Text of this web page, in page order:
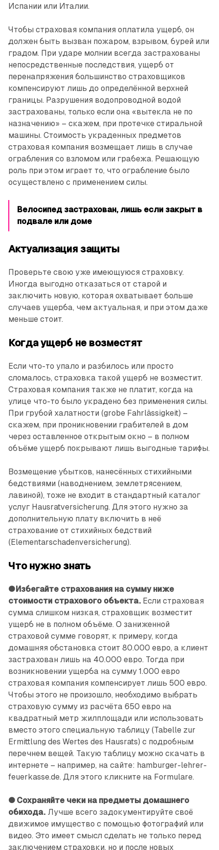
Испании или Италии.
Чтобы страховая компания оплатила ущерб, он
должен быть вызван пожаром, взрывом, бурей или
градом. При ударе молнии всегда застрахованы
непосредственные последствия, ущерб от
перенапряжения большинство страховщиков
компенсируют лишь до определённой верхней
границы. Разрушения водопроводной водой
застрахованы, только если она «вытекла не по
назначению» – скажем, при протечке стиральной
машины. Стоимость украденных предметов
страховая компания возмещает лишь в случае
ограбления со взломом или грабежа. Решающую
роль при этом играет то, что ограбление было
осуществлено с применением силы.
Велосипед застрахован, лишь если закрыт в
подвале или доме
Актуализация защиты
Проверьте свою уже имеющуюся страховку.
Иногда выгодно отказаться от старой и
заключить новую, которая охватывает больше
случаев ущерба, чем актуальная, и при этом даже
меньше стоит.
Когда ущерб не возместят
Если что-то упало и разбилось или просто
сломалось, страховка такой ущерб не возместит.
Страховая компания также не платит, когда на
улице что-то было украдено без применения силы.
При грубой халатности (grobe Fahrlässigkeit) –
скажем, при проникновении грабителей в дом
через оставленное открытым окно – в полном
объёме ущерб покрывают лишь выгодные тарифы.
Возмещение убытков, нанесённых стихийными
бедствиями (наводнением, землетрясением,
лавиной), тоже не входит в стандартный каталог
услуг Hausratversicherung. Для этого нужно за
дополнительную плату включить в неё
страхование от стихийных бедствий
(Elementarschadenversicherung).
Что нужно знать
● Избегайте страхования на сумму ниже
стоимости страхового объекта.Если страховая
сумма слишком низкая, страховщик возместит
ущерб не в полном объёме. О заниженной
страховой сумме говорят, к примеру, когда
домашняя обстановка стоит 80.000 евро, а клиент
застрахован лишь на 40.000 евро. Тогда при
возникновении ущерба на сумму 1.000 евро
страховая компания компенсирует лишь 500 евро.
Чтобы этого не прои­зошло, необходимо выбрать
страховую сумму из расчёта 650 евро на
квадратный метр жилплощади или использовать
вместо этого специальную таблицу (Tabelle zur
Ermittlung des Wertes des Hausrats) с подробным
перечнем вещей. Такую таблицу можно скачать в
интернете – например, на сайте: hamburger-lehrer-
feuerkasse.de. Для этого кликните на Formulare.
● Сохраняйте чеки на предметы домашнего
обихода. Лучше всего задокументируйте своё
движимое имущество с помощью фотографий или
видео. Это имеет смысл сделать не только перед
заключением страховки, но и после новых